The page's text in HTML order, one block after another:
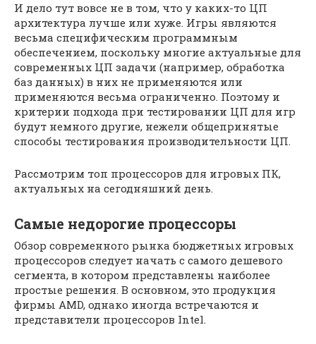
И дело тут вовсе не в том, что у каких-то ЦП
архитектура лучше или хуже. Игры являются
весьма специфическим программным
обеспечением, поскольку многие актуальные для
современных ЦП задачи (например, обработка
баз данных) в них не применяются или
применяются весьма ограниченно. Поэтому и
критерии подхода при тестировании ЦП для игр
будут немного другие, нежели общепринятые
способы тестирования производительности ЦП.
Рассмотрим топ процессоров для игровых ПК,
актуальных на сегодняшний день.
Самые недорогие процессоры
Обзор современного рынка бюджетных игровых
процессоров следует начать с самого дешевого
сегмента, в котором представлены наиболее
простые решения. В основном, это продукция
фирмы AMD, однако иногда встречаются и
представители процессоров Intel.